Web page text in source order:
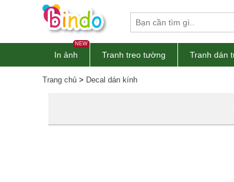
NEW
In ảnh Tranh treo tường Tranh dán
Trang chủ > Decal dán kính